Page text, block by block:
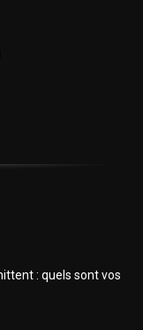
: quels sont vos